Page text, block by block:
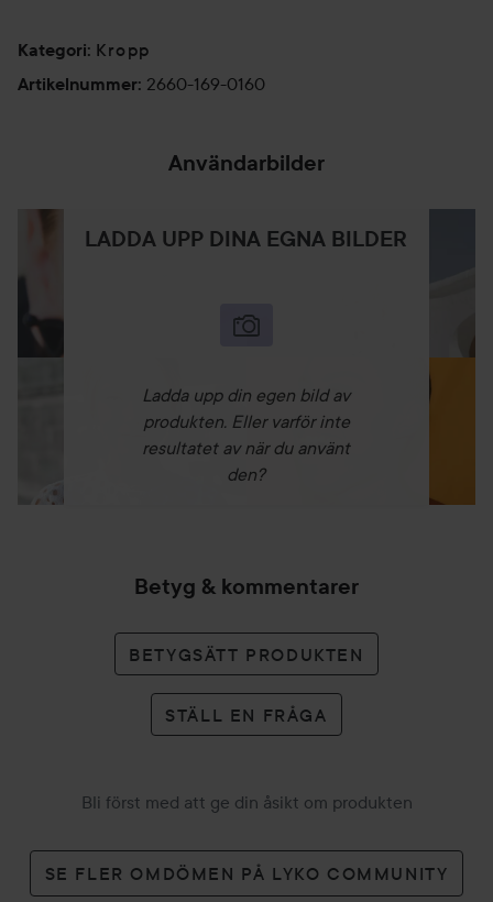
Kategori: Kropp
Artikelnummer: 2660-169-0160
Användarbilder
LADDA UPP DINA EGNA BILDER
Ladda upp din egen bild av
produkten. Eller varför inte
resultatet av när du använt
den?
Betyg & kommentarer
BETYGSÄTT PRODUKTEN
STÄLL EN FRÅGA
Bli först med att ge din åsikt om produkten
SE FLER OMDÖMEN PÅ LYKO COMMUNITY